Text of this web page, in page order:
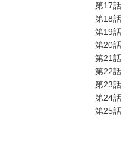
第17話
第18話
第19話
第20話
第21話
第22話
第23話
第24話
第25話